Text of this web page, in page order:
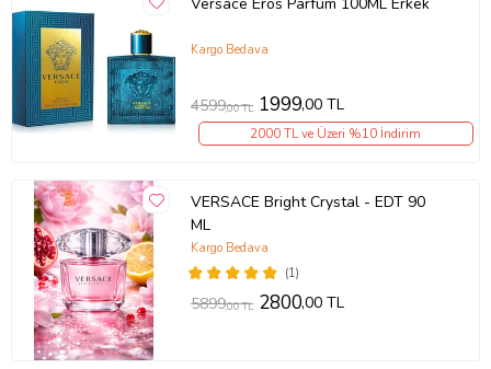
Kargo Bedava
4599,00 TL 1999,00 TL
2000 TL ve Üzeri %10 İndirim
VERSACE Bright Crystal - EDT 90
ML
(1)
Kargo Bedava
5899,00 TL 2800,00 TL